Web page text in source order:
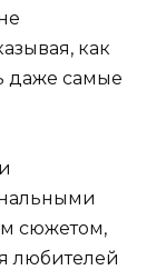
как
даже самые
сюжетом,
любителей